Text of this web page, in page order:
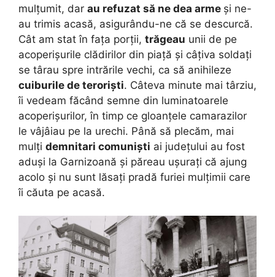
mulțumit, dar au refuzat să ne dea arme și ne-
au trimis acasă, asigurându-ne că se descurcă.
Cât am stat în fața porții, trăgeau unii de pe
acoperișurile clădirilor din piață și câțiva soldați
se târau spre intrările vechi, ca să anihileze
cuiburile de teroriști. Câteva minute mai târziu,
îi vedeam făcând semne din luminatoarele
acoperișurilor, în timp ce gloanțele camarazilor
le vâjâiau pe la urechi. Până să plecăm, mai
mulți demnitari comuniști ai județului au fost
aduși la Garnizoană și păreau ușurați că ajung
acolo și nu sunt lăsați pradă furiei mulțimii care
îi căuta pe acasă.